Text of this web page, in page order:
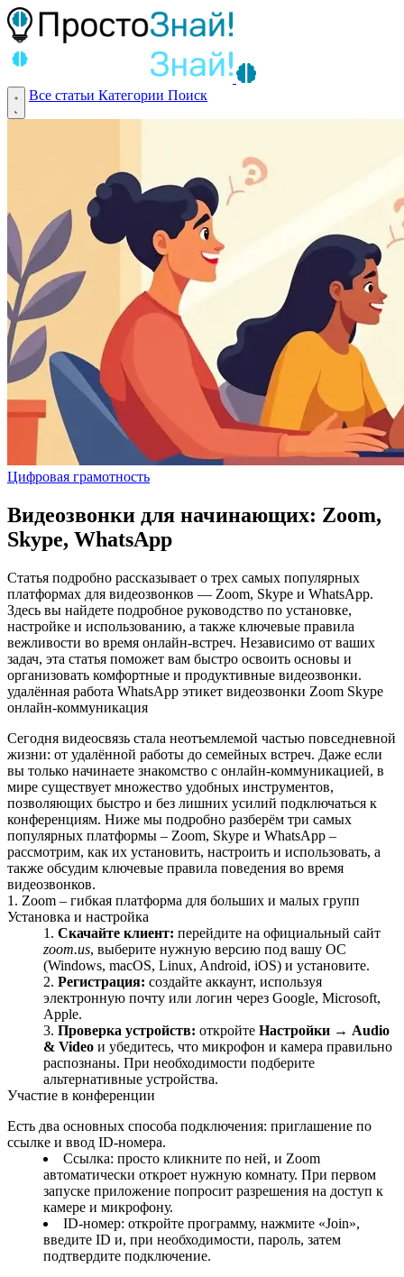
Все статьи Категории Поиск
Цифровая грамотность
Видеозвонки для начинающих: Zoom,
Skype, WhatsApp
Статья подробно рассказывает о трех самых популярных
платформах для видеозвонков — Zoom, Skype и WhatsApp.
Здесь вы найдете подробное руководство по установке,
настройке и использованию, а также ключевые правила
вежливости во время онлайн-встреч. Независимо от ваших
задач, эта статья поможет вам быстро освоить основы и
организовать комфортные и продуктивные видеозвонки.
удалённая работа WhatsApp этикет видеозвонки Zoom Skype
онлайн-коммуникация
Сегодня видеосвязь стала неотъемлемой частью повседневной
жизни: от удалённой работы до семейных встреч. Даже если
вы только начинаете знакомство с онлайн‑коммуникацией, в
мире существует множество удобных инструментов,
позволяющих быстро и без лишних усилий подключаться к
конференциям. Ниже мы подробно разберём три самых
популярных платформы – Zoom, Skype и WhatsApp –
рассмотрим, как их установить, настроить и использовать, а
также обсудим ключевые правила поведения во время
видеозвонков.
1. Zoom – гибкая платформа для больших и малых групп
Установка и настройка
Скачайте клиент: перейдите на официальный сайт
zoom.us, выберите нужную версию под вашу ОС
(Windows, macOS, Linux, Android, iOS) и установите.
Регистрация: создайте аккаунт, используя
электронную почту или логин через Google, Microsoft,
Apple.
Проверка устройств: откройте Настройки → Audio
& Video и убедитесь, что микрофон и камера правильно
распознаны. При необходимости подберите
альтернативные устройства.
Участие в конференции
Есть два основных способа подключения: приглашение по
ссылке и ввод ID‑номера.
Ссылка: просто кликните по ней, и Zoom
автоматически откроет нужную комнату. При первом
запуске приложение попросит разрешения на доступ к
камере и микрофону.
ID‑номер: откройте программу, нажмите «Join»,
введите ID и, при необходимости, пароль, затем
подтвердите подключение.